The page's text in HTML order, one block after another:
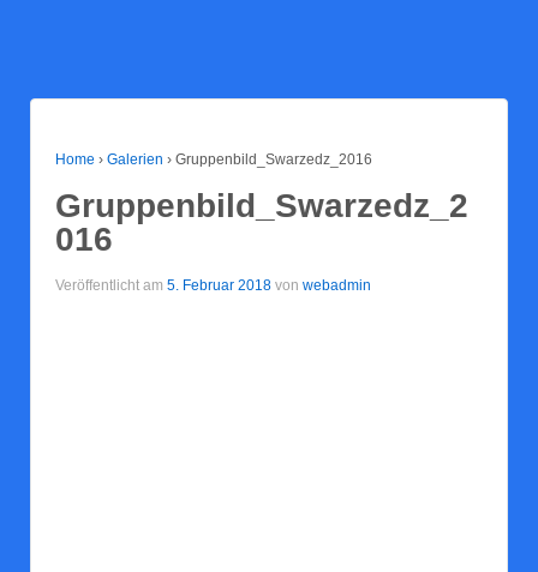
Home › Galerien › Gruppenbild_Swarzedz_2016
Gruppenbild_Swarzedz_2
016
Veröffentlicht am 5. Februar 2018 von webadmin